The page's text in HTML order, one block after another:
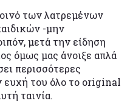
των λατρεμένων
-μην
μετά την είδηση
όμως μας άνοιξε απλά
περισσότερες
ευχή του όλο το original
ταινία.